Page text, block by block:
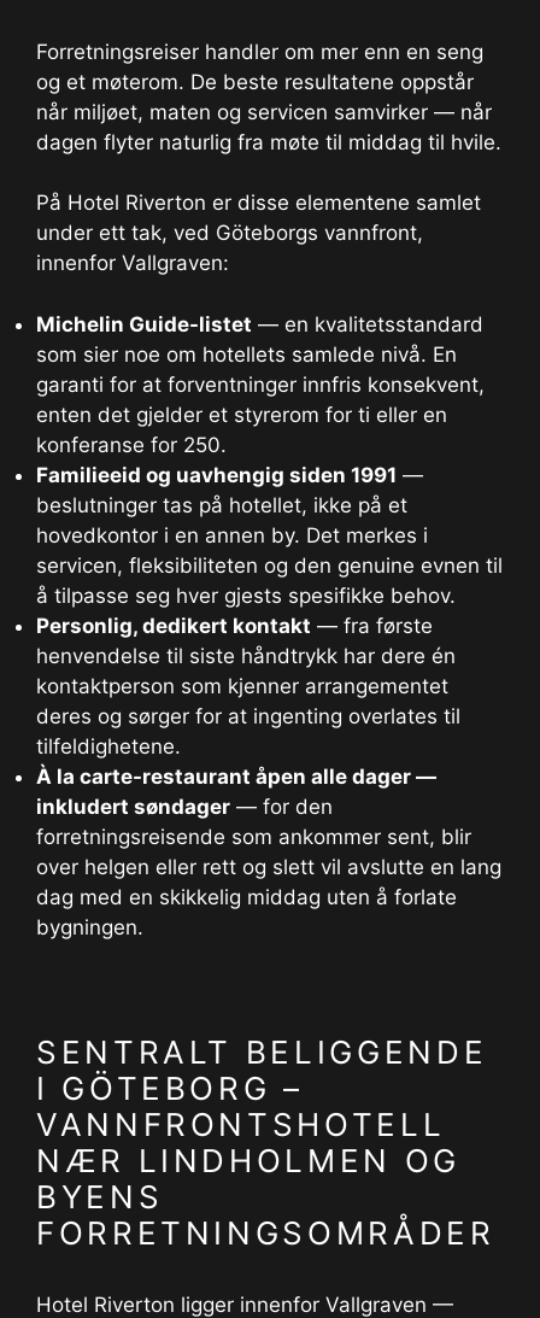
Forretningsreiser handler om mer enn en seng
og et møterom. De beste resultatene oppstår
når miljøet, maten og servicen samvirker — når
dagen flyter naturlig fra møte til middag til hvile.
På Hotel Riverton er disse elementene samlet
under ett tak, ved Göteborgs vannfront,
innenfor Vallgraven:
Michelin Guide-listet — en kvalitetsstandard
som sier noe om hotellets samlede nivå. En
garanti for at forventninger innfris konsekvent,
enten det gjelder et styrerom for ti eller en
konferanse for 250.
Familieeid og uavhengig siden 1991 —
beslutninger tas på hotellet, ikke på et
hovedkontor i en annen by. Det merkes i
servicen, fleksibiliteten og den genuine evnen til
å tilpasse seg hver gjests spesifikke behov.
Personlig, dedikert kontakt — fra første
henvendelse til siste håndtrykk har dere én
kontaktperson som kjenner arrangementet
deres og sørger for at ingenting overlates til
tilfeldighetene.
À la carte-restaurant åpen alle dager —
inkludert søndager — for den
forretningsreisende som ankommer sent, blir
over helgen eller rett og slett vil avslutte en lang
dag med en skikkelig middag uten å forlate
bygningen.
SENTRALT BELIGGENDE
I GÖTEBORG –
VANNFRONTSHOTELL
NÆR LINDHOLMEN OG
BYENS
FORRETNINGSOMRÅDER
Hotel Riverton ligger innenfor Vallgraven —